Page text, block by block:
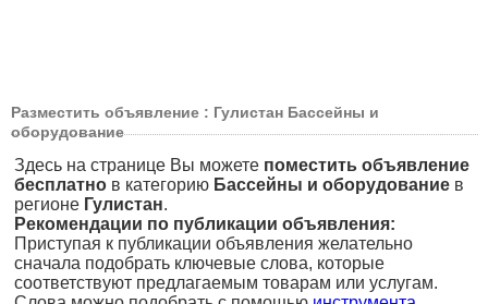
Разместить объявление : Гулистан Бассейны и
оборудование
Здесь на странице Вы можете поместить объявление
бесплатно в категорию Бассейны и оборудование в
регионе Гулистан.
Рекомендации по публикации объявления:
Приступая к публикации объявления желательно
сначала подобрать ключевые слова, которые
соответствуют предлагаемым товарам или услугам.